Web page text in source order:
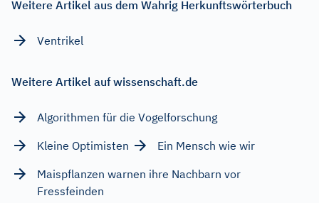
Weitere Artikel aus dem Wahrig Herkunftswörterbuch
Ventrikel
Weitere Artikel auf wissenschaft.de
Algorithmen für die Vogelforschung
Kleine Optimisten
Ein Mensch wie wir
Maispflanzen warnen ihre Nachbarn vor
Fressfeinden